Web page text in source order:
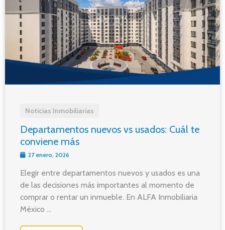
Noticias Inmobiliarias
Departamentos nuevos vs usados: Cuál te
conviene más
27 enero, 2026
Elegir entre departamentos nuevos y usados es una
de las decisiones más importantes al momento de
comprar o rentar un inmueble. En ALFA Inmobiliaria
México ...